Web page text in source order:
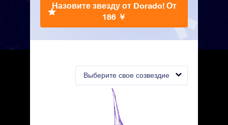
Выберите свое созвездие
Назовите звезду от Dorado! От
186 ￥